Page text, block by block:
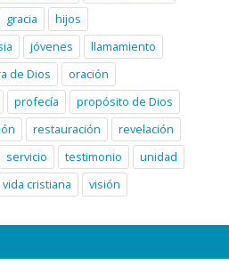
gracia
hijos
jóvenes
llamamiento
de Dios
oración
profecía
propósito de Dios
restauración
revelación
servicio testimonio
unidad
vida cristiana visión